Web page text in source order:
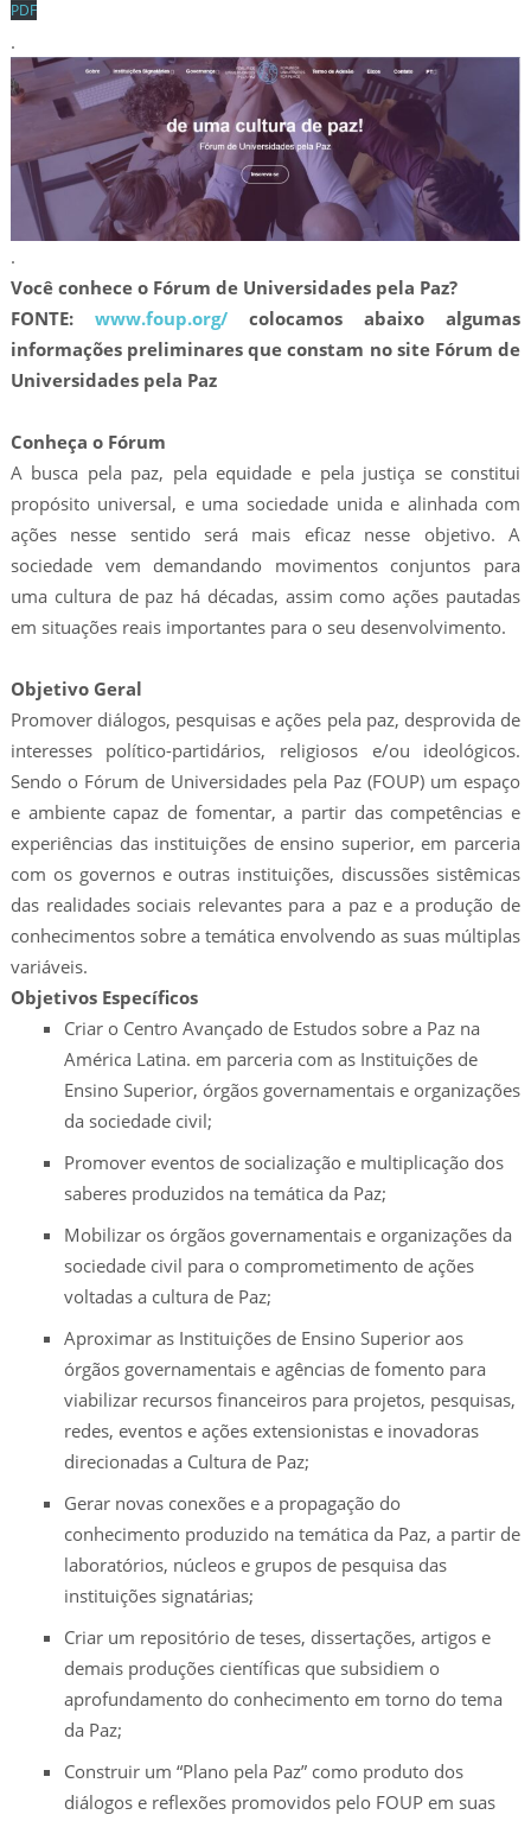
PDF
.
.
Você conhece o Fórum de Universidades pela Paz?
FONTE: www.foup.org/colocamos abaixo algumas
informações preliminares que constam no site Fórum de
Universidades pela Paz
Conheça o Fórum
A busca pela paz, pela equidade e pela justiça se constitui
propósito universal, e uma sociedade unida e alinhada com
ações nesse sentido será mais eficaz nesse objetivo. A
sociedade vem demandando movimentos conjuntos para
uma cultura de paz há décadas, assim como ações pautadas
em situações reais importantes para o seu desenvolvimento.
Objetivo Geral
Promover diálogos, pesquisas e ações pela paz, desprovida de
interesses político-partidários, religiosos e/ou ideológicos.
Sendo o Fórum de Universidades pela Paz (FOUP) um espaço
e ambiente capaz de fomentar, a partir das competências e
experiências das instituições de ensino superior, em parceria
com os governos e outras instituições, discussões sistêmicas
das realidades sociais relevantes para a paz e a produção de
conhecimentos sobre a temática envolvendo as suas múltiplas
variáveis.
Objetivos Específicos
Criar o Centro Avançado de Estudos sobre a Paz na
América Latina. em parceria com as Instituições de
Ensino Superior, órgãos governamentais e organizações
da sociedade civil;
Promover eventos de socialização e multiplicação dos
saberes produzidos na temática da Paz;
Mobilizar os órgãos governamentais e organizações da
sociedade civil para o comprometimento de ações
voltadas a cultura de Paz;
Aproximar as Instituições de Ensino Superior aos
órgãos governamentais e agências de fomento para
viabilizar recursos financeiros para projetos, pesquisas,
redes, eventos e ações extensionistas e inovadoras
direcionadas a Cultura de Paz;
Gerar novas conexões e a propagação do
conhecimento produzido na temática da Paz, a partir de
laboratórios, núcleos e grupos de pesquisa das
instituições signatárias;
Criar um repositório de teses, dissertações, artigos e
demais produções científicas que subsidiem o
aprofundamento do conhecimento em torno do tema
da Paz;
Construir um “Plano pela Paz” como produto dos
diálogos e reflexões promovidos pelo FOUP em suas